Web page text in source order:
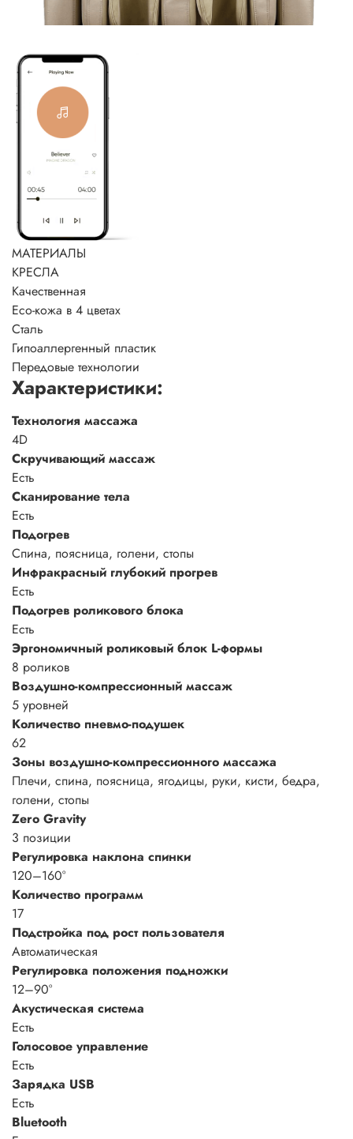
МАТЕРИАЛЫ
КРЕСЛА
Качественная
Eco-кожа в 4 цветах
Сталь
Гипоаллергенный пластик
Передовые технологии
Характеристики:
Технология массажа
4D
Скручивающий массаж
Есть
Сканирование тела
Есть
Подогрев
Спина, поясница, голени, стопы
Инфракрасный глубокий прогрев
Есть
Подогрев роликового блока
Есть
Эргономичный роликовый блок L-формы
8 роликов
Воздушно-компрессионный массаж
5 уровней
Количество пневмо-подушек
62
Зоны воздушно-компрессионного массажа
Плечи, спина, поясница, ягодицы, руки, кисти, бедра,
голени, стопы
Zero Gravity
3 позиции
Регулировка наклона спинки
120–160°
Количество программ
17
Подстройка под рост пользователя
Автоматическая
Регулировка положения подножки
12–90°
Акустическая система
Есть
Голосовое управление
Есть
Зарядка USB
Есть
Bluetooth